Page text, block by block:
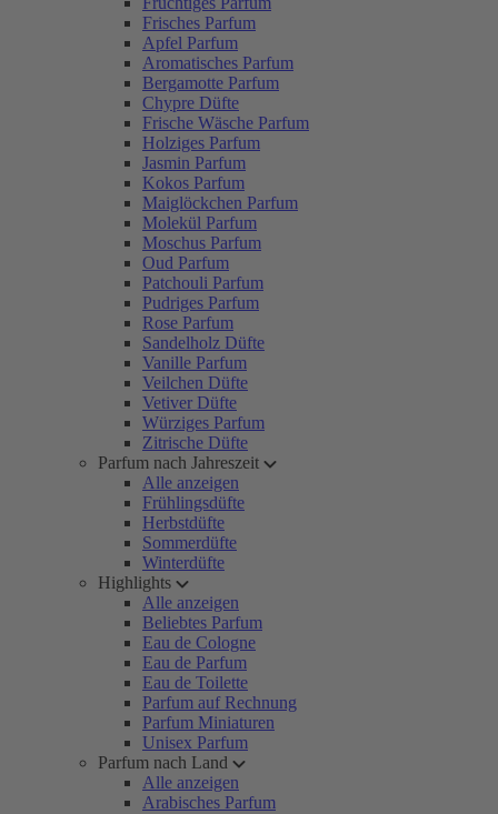
Frisches Parfum
Apfel Parfum
Aromatisches Parfum
Bergamotte Parfum
Chypre Düfte
Frische Wäsche Parfum
Holziges Parfum
Jasmin Parfum
Kokos Parfum
Maiglöckchen Parfum
Molekül Parfum
Moschus Parfum
Oud Parfum
Patchouli Parfum
Pudriges Parfum
Rose Parfum
Sandelholz Düfte
Vanille Parfum
Veilchen Düfte
Vetiver Düfte
Würziges Parfum
Zitrische Düfte
Parfum nach Jahreszeit
Alle anzeigen
Frühlingsdüfte
Herbstdüfte
Sommerdüfte
Winterdüfte
Highlights
Alle anzeigen
Beliebtes Parfum
Eau de Cologne
Eau de Parfum
Eau de Toilette
Parfum auf Rechnung
Parfum Miniaturen
Unisex Parfum
Parfum nach Land
Alle anzeigen
Arabisches Parfum